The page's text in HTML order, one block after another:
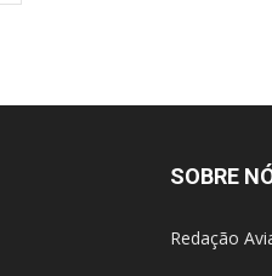
SOBRE
Redação